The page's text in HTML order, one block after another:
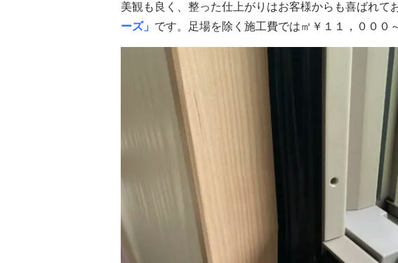
美観も良く、整った仕上がりはお客様からも喜ばれ
ーズ」 です。足場を除く施工費では㎡￥１１，０００